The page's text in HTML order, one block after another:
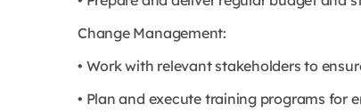
Change Management:
• Work with relevant stakeholders to
• Plan and execute training programs for